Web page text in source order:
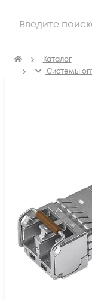
Каталог
Системы